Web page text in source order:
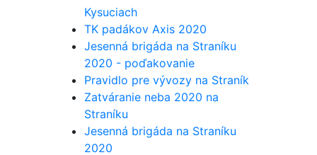
Kysuciach
TK padákov Axis 2020
Jesenná brigáda na Straníku
2020 - poďakovanie
Pravidlo pre vývozy na Straník
Zatváranie neba 2020 na
Straníku
Jesenná brigáda na Straníku
2020